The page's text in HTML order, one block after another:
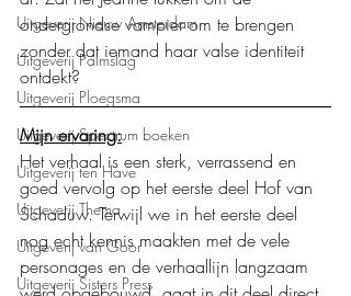
Uitgeverij Nieuw Amsterdam
Uitgeverij Palmslag
Uitgeverij Ploegsma
Uitgeverij Spectrum boeken
Uitgeverij ten Have
Uitgeverij Thema
Uitgeverij van Goor
Uitgeverij Sisters Press
ondergrondse vampier om te brengen
zonder dat iemand haar valse identiteit
ontdekt?
Mijn ervaring:
Het verhaal is een sterk, verrassend en
goed vervolg op het eerste deel Hof van
Schaduw. Terwijl we in het eerste deel
nog echt kennis maakten met de vele
personages en de verhaallijn langzaam